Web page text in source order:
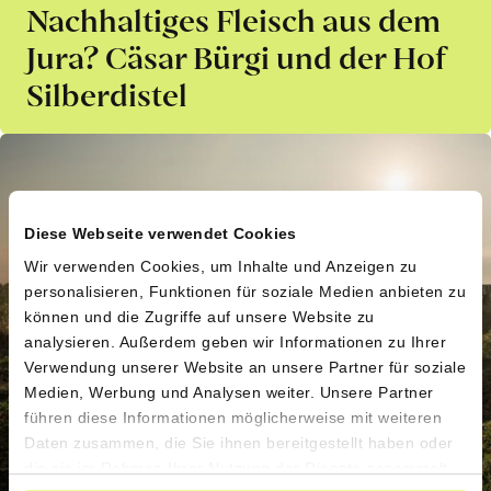
Diese Webseite verwendet Cookies
Wir verwenden Cookies, um Inhalte und Anzeigen zu
personalisieren, Funktionen für soziale Medien anbieten zu
können und die Zugriffe auf unsere Website zu
analysieren. Außerdem geben wir Informationen zu Ihrer
Verwendung unserer Website an unsere Partner für soziale
Medien, Werbung und Analysen weiter. Unsere Partner
führen diese Informationen möglicherweise mit weiteren
Daten zusammen, die Sie ihnen bereitgestellt haben oder
Nachhaltiges Fleisch aus dem
Jura? Cäsar Bürgi und der Hof
Silberdistel